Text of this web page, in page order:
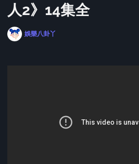
人2》14集全
娛樂八卦丫